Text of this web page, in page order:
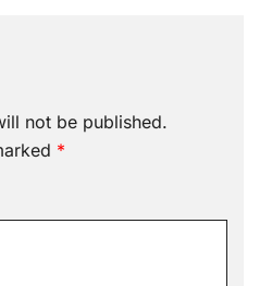
not be published.
*